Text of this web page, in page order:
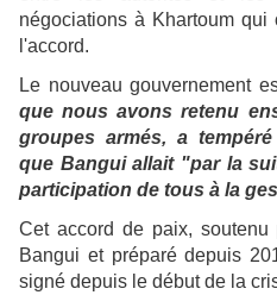
négociations à Khartoum
l'accord.
Le nouveau gouvernement
que nous avons retenu
groupes armés, a
que Bangui allait "par la
participation de tous à la
Cet accord de paix,
Bangui et préparé depuis
signé depuis le début de la